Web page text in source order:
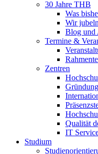
30 Jahre THB
Was
Wir
Blog und
Termine &
Zentren
Qualität
IT
Studium